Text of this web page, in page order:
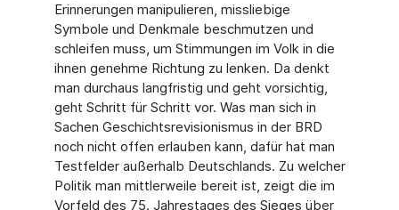
Erinnerungen manipulieren, missliebige
Symbole und Denkmale beschmutzen und
schleifen muss, um Stimmungen im Volk in die
ihnen genehme Richtung zu lenken. Da denkt
man durchaus langfristig und geht vorsichtig,
geht Schritt für Schritt vor. Was man sich in
Sachen Geschichtsrevisionismus in der BRD
noch nicht offen erlauben kann, dafür hat man
Testfelder außerhalb Deutschlands. Zu welcher
Politik man mittlerweile bereit ist, zeigt die im
Vorfeld des 75. Jahrestages des Sieges über